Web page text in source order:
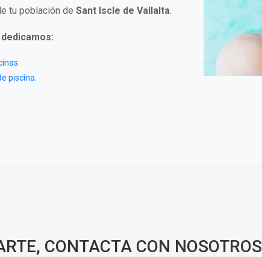
tu población de Sant Iscle de Vallalta.
piscina
CONTACTA CON NOSOTROS